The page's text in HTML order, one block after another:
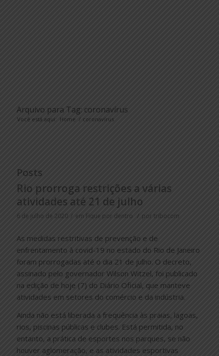
Arquivo para Tag: coronavírus
Você está aqui: Home / coronavírus
Posts
Rio prorroga restrições a várias
atividades até 21 de julho
6 de julho de 2020 / em Fique por dentro / por tribocom
As medidas restritivas de prevenção e de
enfrentamento à covid-19 no estado do Rio de Janeiro
foram prorrogadas até o dia 21 de julho. O decreto,
assinado pelo governador Wilson Witzel, foi publicado
na edição de hoje (7) do Diário Oficial, que manteve
atividades em setores do comércio e da indústria.
Ainda não está liberada a frequência às praias, lagoas,
rios, piscinas públicas e clubes. Está permitida, no
entanto, a prática de esportes nos parques, se não
houver aglomeração, e as atividades esportivas